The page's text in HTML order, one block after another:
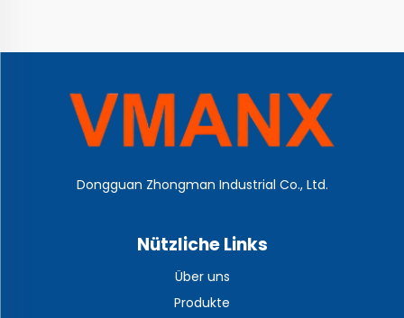
Dongguan Zhongman Industrial Co., Ltd.
Nützliche Links
Über uns
Produkte